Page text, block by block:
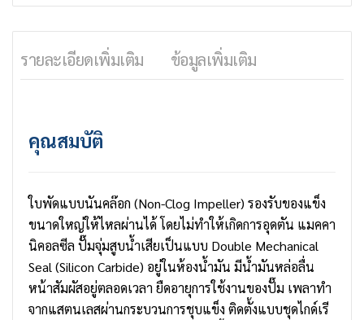
รายละเอียดเพิ่มเติม ข้อมูลเพิ่มเติม
คุณสมบัติ
ใบพัดแบบนันคล๊อก (Non-Clog Impeller) รองรับของแข็ง
ขนาดใหญ่ให้ไหลผ่านได้ โดยไม่ทำให้เกิดการอุดตัน แมคคา
นิคอลซีล ปั๊มจุ่มสูบน้ำเสียเป็นแบบ Double Mechanical
Seal (Silicon Carbide) อยู่ในห้องน้ำมัน มีน้ำมันหล่อลื่น
หน้าสัมผัสอยู่ตลอดเวลา ยืดอายุการใช้งานของปั๊ม เพลาทำ
จากแสตนเลสผ่านกระบวนการชุบแข็ง ติดตั้งแบบชุดไกด์เรี